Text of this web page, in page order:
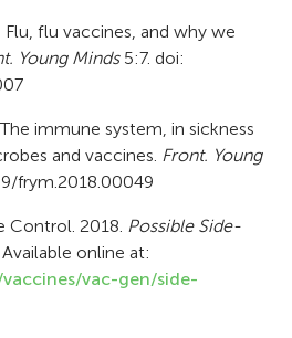
Flu, flu vaccines, and why we
Young Minds5:7. doi:
immune system, in sickness
and vaccines. Front. Young
frym.2018.00049
Control. 2018. Possible Side-
Available online at:
vac-gen/side-